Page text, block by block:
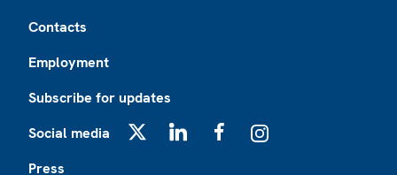
Contacts
Employment
Subscribe for updates
Social media
Press